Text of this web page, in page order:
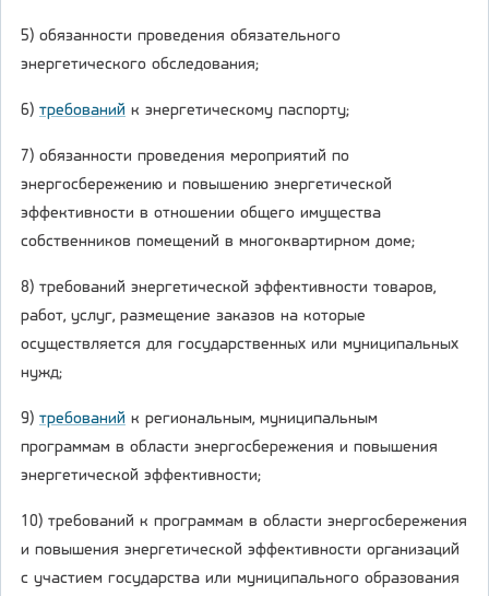
5) обязанности проведения обязательного
энергетического обследования;
6) требований к энергетическому паспорту;
7) обязанности проведения мероприятий по
энергосбережению и повышению энергетической
эффективности в отношении общего имущества
собственников помещений в многоквартирном доме;
8) требований энергетической эффективности товаров,
работ, услуг, размещение заказов на которые
осуществляется для государственных или муниципальных
нужд;
9) требований к региональным, муниципальным
программам в области энергосбережения и повышения
энергетической эффективности;
10) требований к программам в области энергосбережения
и повышения энергетической эффективности организаций
с участием государства или муниципального образования